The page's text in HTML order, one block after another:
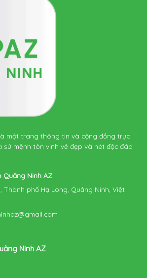
một trang thông tin và cộng đồng trực
sứ mệnh tôn vinh vẻ đẹp và nét độc đáo
Quảng Ninh AZ
Thành phố Hạ Long, Quảng Ninh, Việt
Ninh AZ